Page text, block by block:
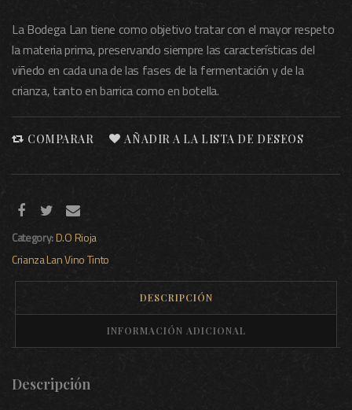
La Bodega Lan tiene como objetivo tratar con el mayor respeto
la materia prima, preservando siempre las características del
viñedo en cada una de las fases de la fermentación y de la
crianza, tanto en barrica como en botella.
COMPARAR AÑADIR A LA LISTA DE DESEOS
Category:D.O Rioja
CrianzaLanVino Tinto
DESCRIPCIÓN
INFORMACIÓN ADICIONAL
Descripción